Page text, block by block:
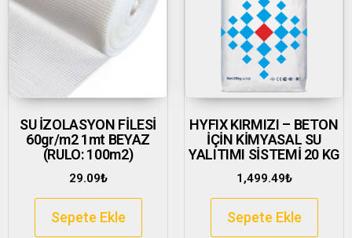
SU İZOLASYON FİLESİ
60gr/m2 1mt BEYAZ
(RULO: 100m2)
29.09₺
Sepete Ekle
HYFIX KIRMIZI – BETON
İÇİN KİMYASAL SU
YALITIMI SİSTEMİ 20 KG
1,499.49₺
Sepete Ekle